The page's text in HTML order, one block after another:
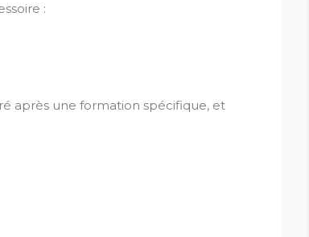
:
après une formation spécifique, et